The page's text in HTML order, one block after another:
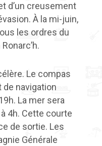
d’un creusement
À la mi-juin,
les ordres du
Le compas
navigation
La mer sera
4h. Cette courte
de sortie. Les
Générale